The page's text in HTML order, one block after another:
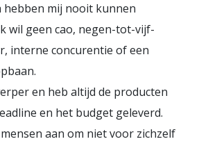
hebben mij nooit kunnen
wil geen cao, negen-tot-vijf-
interne concurentie of een
en heb altijd de producten
en het budget geleverd.
aan om niet voor zichzelf